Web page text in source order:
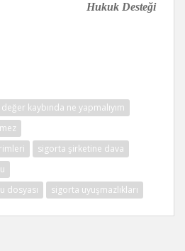
Hukuk Desteği
kaybında ne yapmalıyım
sigorta şirketine dava
dosyası
sigorta uyuşmazlıkları